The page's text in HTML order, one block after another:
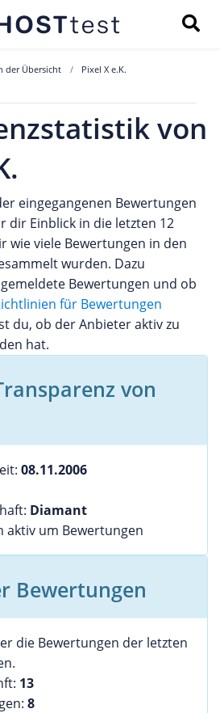
der Übersicht
Pixel X e.K.
von
eingegangenen Bewertungen
dir Einblick in die letzten 12
wie viele Bewertungen in den
wurden. Dazu
Bewertungen und ob
für Bewertungen
du, ob der Anbieter aktiv zu
hat.
von
08.11.2006
Diamant
aktiv um Bewertungen
Bewertungen
die Bewertungen der letzten
13
8